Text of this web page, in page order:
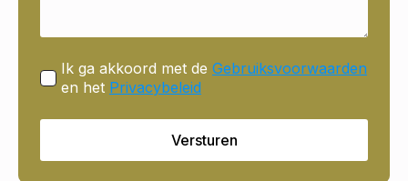
Ik ga akkoord met de Gebruiksvoorwaarden
en het Privacybeleid
Versturen